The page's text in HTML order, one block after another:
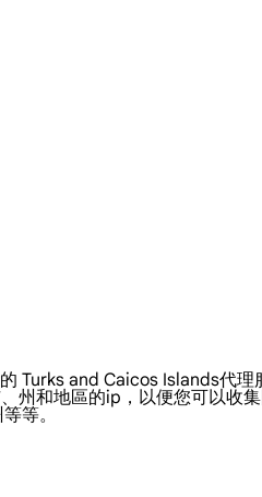
Turks and Caicos Islands代
州和地區的ip，以便您可以收
等。